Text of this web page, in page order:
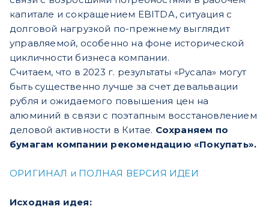
капитале и сокращением EBITDA, ситуация с
долговой нагрузкой по-прежнему выглядит
управляемой, особенно на фоне исторической
цикличности бизнеса компании.
Считаем, что в 2023 г. результаты «Русала» могут
быть существенно лучше за счет девальвации
рубля и ожидаемого повышения цен на
алюминий в связи с поэтапным восстановлением
деловой активности в Китае. Сохраняем по
бумагам компании рекомендацию «Покупать».
ОРИГИНАЛ и ПОЛНАЯ ВЕРСИЯ ИДЕИ
Исходная идея: